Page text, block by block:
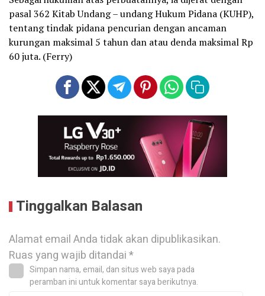
pasal 362 Kitab Undang – undang Hukum Pidana (KUHP),
tentang tindak pidana pencurian dengan ancaman
kurungan maksimal 5 tahun dan atau denda maksimal Rp
60 juta. (Ferry)
Tinggalkan Balasan
Alamat email Anda tidak akan dipublikasikan.
Ruas yang wajib ditandai*
Simpan nama, email, dan situs web saya pada
peramban ini untuk komentar saya berikutnya.